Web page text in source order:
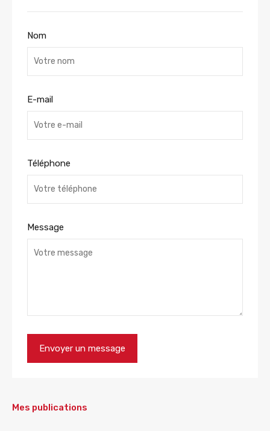
Nom
E-mail
Téléphone
Message
Mes publications